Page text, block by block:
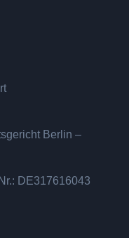
Berlin –
DE317616043